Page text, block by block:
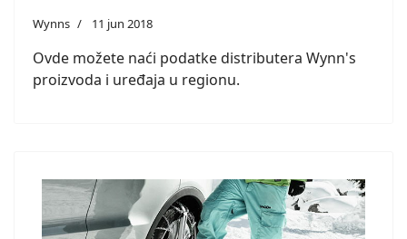
Wynns 11 jun 2018
Ovde možete naći podatke distributera Wynn's
proizvoda i uređaja u regionu.